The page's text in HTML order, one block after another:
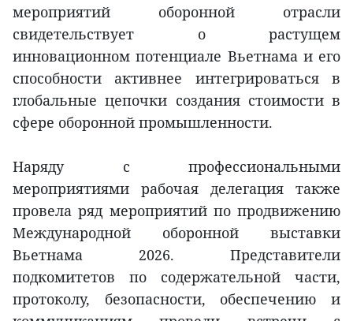
мероприятий оборонной отрасли
свидетельствует о растущем
инновационном потенциале Вьетнама и его
способности активнее интегрироваться в
глобальные цепочки создания стоимости в
сфере оборонной промышленности.
Наряду с профессиональными
мероприятиями рабочая делегация также
провела ряд мероприятий по продвижению
Международной оборонной выставки
Вьетнама 2026. Представители
подкомитетов по содержательной части,
протоколу, безопасности, обеспечению и